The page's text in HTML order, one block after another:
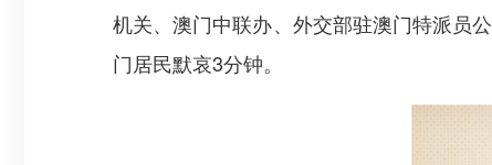
机关、澳门中联办、外交部驻澳门特派员
门居民默哀3分钟。